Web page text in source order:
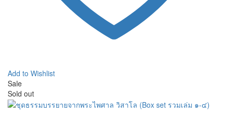
Add to Wishlist
Sale
Sold out